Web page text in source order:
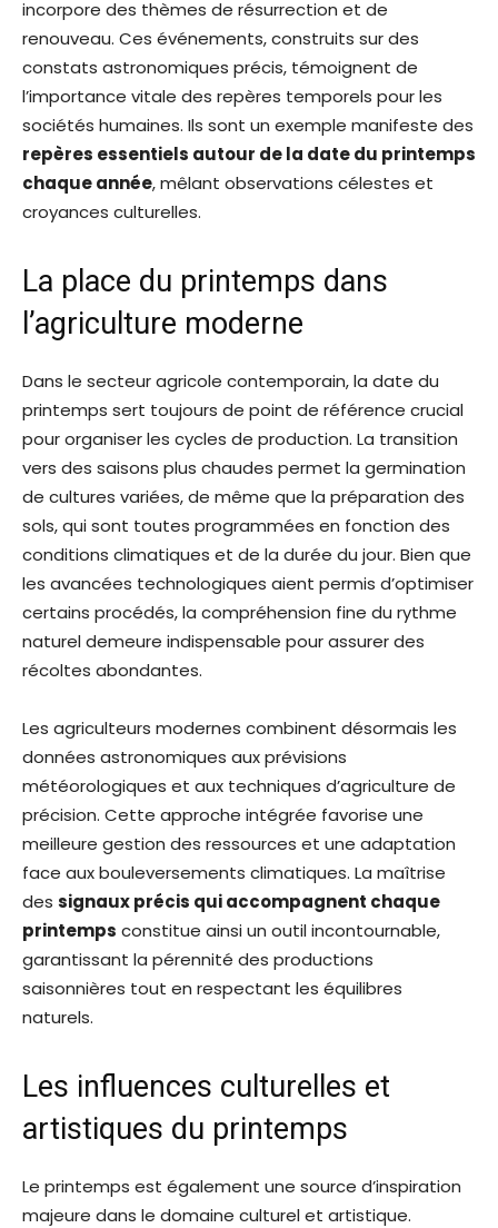
incorpore des thèmes de résurrection et de
renouveau. Ces événements, construits sur des
constats astronomiques précis, témoignent de
l’importance vitale des repères temporels pour les
sociétés humaines. Ils sont un exemple manifeste des
repères essentiels autour de la date du printemps
chaque année, mêlant observations célestes et
croyances culturelles.
La place du printemps dans
l’agriculture moderne
Dans le secteur agricole contemporain, la date du
printemps sert toujours de point de référence crucial
pour organiser les cycles de production. La transition
vers des saisons plus chaudes permet la germination
de cultures variées, de même que la préparation des
sols, qui sont toutes programmées en fonction des
conditions climatiques et de la durée du jour. Bien que
les avancées technologiques aient permis d’optimiser
certains procédés, la compréhension fine du rythme
naturel demeure indispensable pour assurer des
récoltes abondantes.
Les agriculteurs modernes combinent désormais les
données astronomiques aux prévisions
météorologiques et aux techniques d’agriculture de
précision. Cette approche intégrée favorise une
meilleure gestion des ressources et une adaptation
face aux bouleversements climatiques. La maîtrise
des signaux précis qui accompagnent chaque
printemps constitue ainsi un outil incontournable,
garantissant la pérennité des productions
saisonnières tout en respectant les équilibres
naturels.
Les influences culturelles et
artistiques du printemps
Le printemps est également une source d’inspiration
majeure dans le domaine culturel et artistique.